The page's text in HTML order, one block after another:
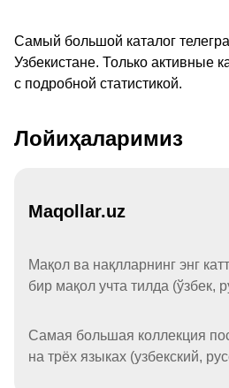
Самый большой каталог
Узбекистане. Только активные
с подробной статистикой.
Лойиҳаларимиз
Maqollar.uz
Мақол ва нақлларнинг энг
бир мақол учта тилда (ўзбек,
Самая большая коллекция
на трёх языках (узбекский,